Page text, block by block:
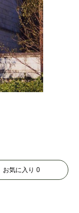
お気に入り 0